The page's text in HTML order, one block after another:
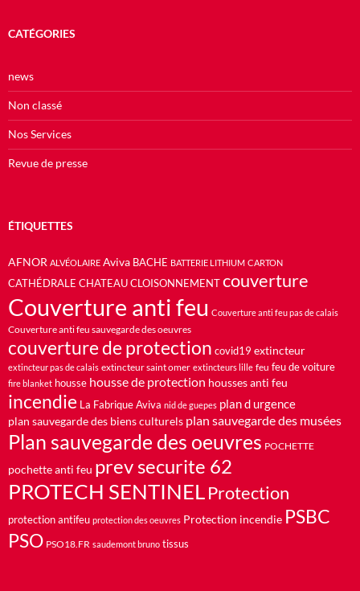
CATÉGORIES
news
Non classé
Nos Services
Revue de presse
ÉTIQUETTES
AFNOR ALVÉOLAIRE Aviva BACHE BATTERIE LITHIUM CARTON
CATHÉDRALE CHATEAU CLOISONNEMENT couverture
Couverture anti feu Couverture anti feu pas de calais
Couverture anti feu sauvegarde des oeuvres
couverture de protection covid19 extincteur
extincteur pas de calais extincteur saint omer extincteurs lille feu feu de voiture
fire blanket housse housse de protection housses anti feu
incendie La Fabrique Aviva nid de guepes plan d urgence
plan sauvegarde des biens culturels plan sauvegarde des musées
Plan sauvegarde des oeuvres POCHETTE
pochette anti feu prev securite 62
PROTECH SENTINELProtection
protection antifeu protection des oeuvres Protection incendie PSBC
PSO PSO18.FR saudemont bruno tissus